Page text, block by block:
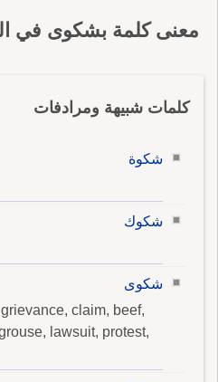
معنى كلمة بشكوى في
كلمات شبيهة ومرادفات
شكوة
شكوك
شكوى
claim, beef,
lawsuit, protest,